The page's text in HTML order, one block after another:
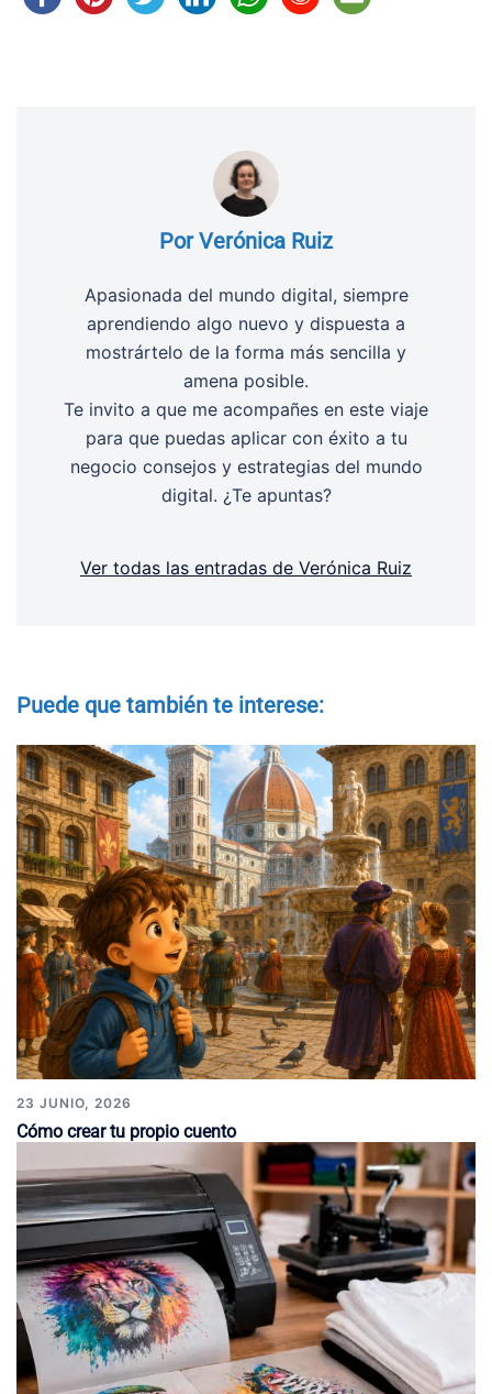
Por Verónica Ruiz
Apasionada del mundo digital, siempre
aprendiendo algo nuevo y dispuesta a
mostrártelo de la forma más sencilla y
amena posible.
Te invito a que me acompañes en este viaje
para que puedas aplicar con éxito a tu
negocio consejos y estrategias del mundo
digital. ¿Te apuntas?
Ver todas las entradas de Verónica Ruiz
Puede que también te interese:
23 JUNIO, 2026
Cómo crear tu propio cuento